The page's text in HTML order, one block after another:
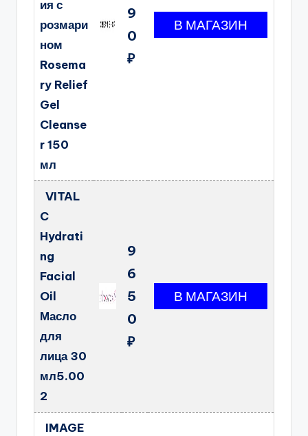
ия с
розмари
ном
Rosema
ry Relief
Gel
Cleanse
r 150
мл
9
0
₽
VITAL
C
Hydrati
ng
Facial
Oil
Масло
для
лица 30
мл5.00
2
9
6
5
0
₽
IMAGE